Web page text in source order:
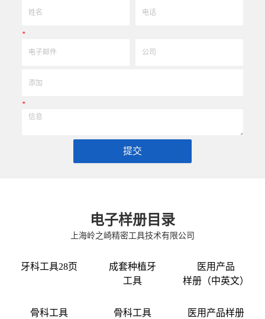
*
*
提交
电子样册目录
上海岭之崎精密工具技术有限公司
牙科工具28页
成套种植牙
工具
医用产品
样册（中英文）
骨科工具
骨科工具
医用产品样册